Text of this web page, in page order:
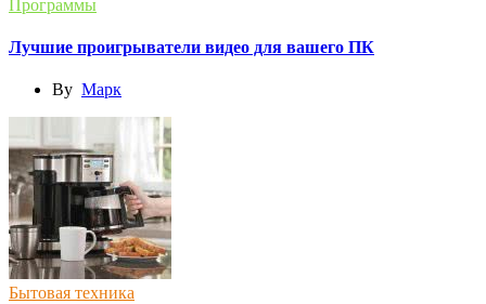
Программы
Лучшие проигрыватели видео для вашего ПК
By Марк
Бытовая техника